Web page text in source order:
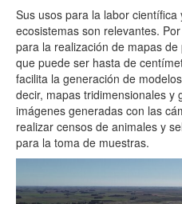
Sus usos para la labor
ecosistemas son relevantes.
para la realización de mapas
que puede ser hasta de
facilita la generación de
decir, mapas tridimensionales y
imágenes generadas con las
realizar censos de animales y
para la toma de muestras.